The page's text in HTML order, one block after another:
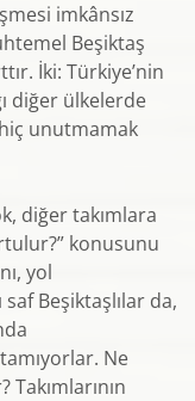
imkânsız
Beşiktaş
İki: Türkiye’nin
diğer ülkelerde
unutmamak
diğer takımlara
konusunu
yol
Beşiktaşlılar da,
Ne
Takımlarının